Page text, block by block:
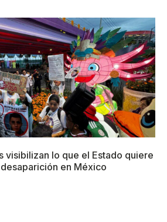
visibilizan lo que el Estado quiere
en México